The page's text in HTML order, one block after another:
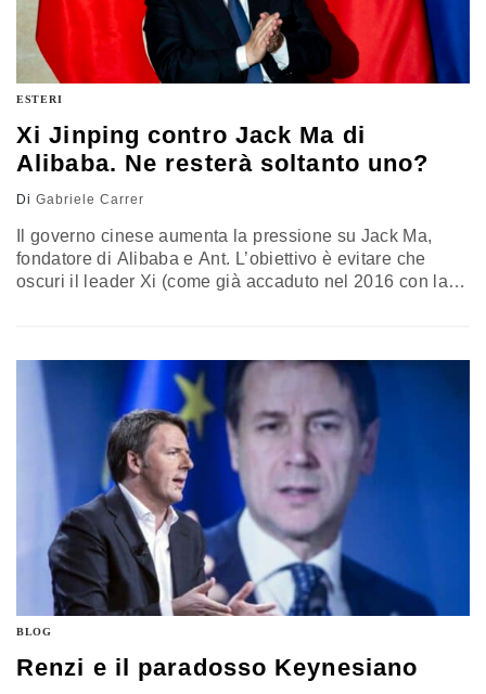
ESTERI
Xi Jinping contro Jack Ma di
Alibaba. Ne resterà soltanto uno?
Di Gabriele Carrer
Il governo cinese aumenta la pressione su Jack Ma,
fondatore di Alibaba e Ant. L’obiettivo è evitare che
oscuri il leader Xi (come già accaduto nel 2016 con la
BLOG
Renzi e il paradosso Keynesiano